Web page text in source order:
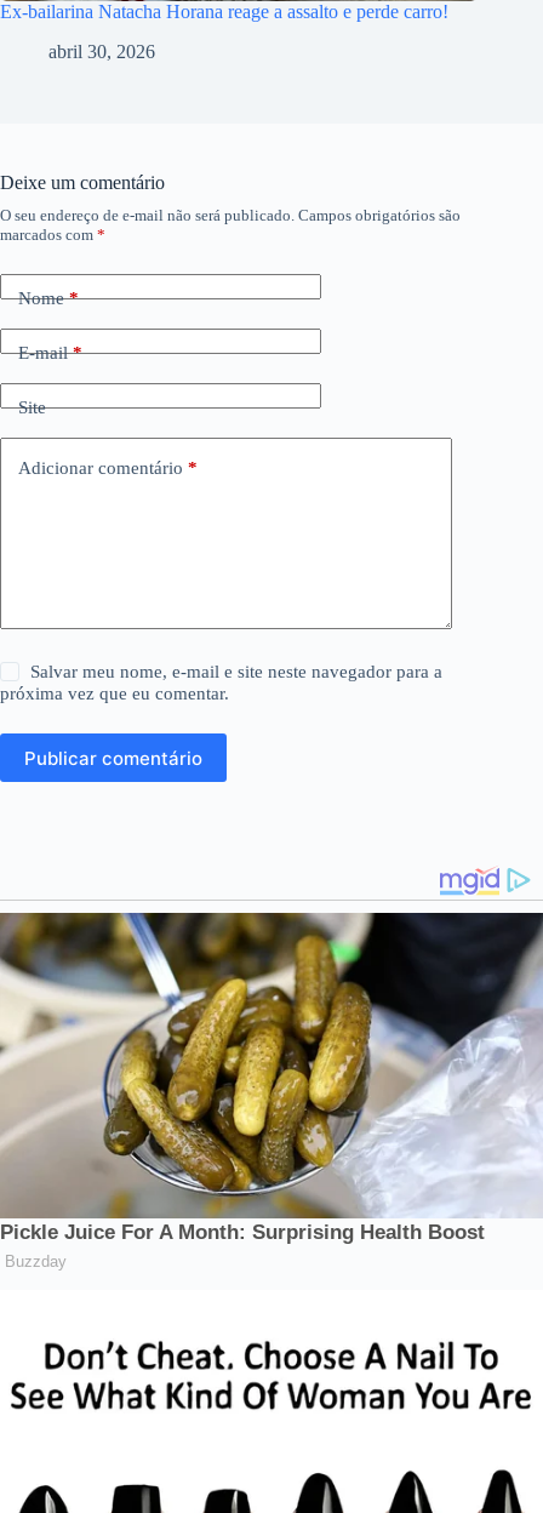
Ex-bailarina Natacha Horana reage a assalto e perde carro!
abril 30, 2026
Deixe um comentário
O seu endereço de e-mail não será publicado. Campos obrigatórios são
marcados com *
Nome*
E-mail*
Site
Adicionar comentário *
Salvar meu nome, e-mail e site neste navegador para a
próxima vez que eu comentar.
Publicar comentário